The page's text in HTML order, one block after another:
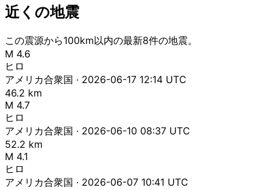
近くの地震
この震源から100km以内の最新8件の地震。
M 4.6
ヒロ
アメリカ合衆国 · 2026-06-17 12:14 UTC
46.2 km
M 4.7
ヒロ
アメリカ合衆国 · 2026-06-10 08:37 UTC
52.2 km
M 4.1
ヒロ
アメリカ合衆国 · 2026-06-07 10:41 UTC